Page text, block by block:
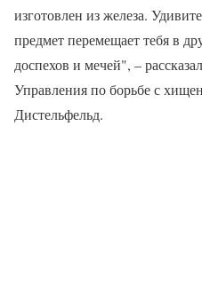
изготовлен из железа.
предмет перемещает тебя в
доспехов и мечей", –
Управления по борьбе с
Дистельфельд.